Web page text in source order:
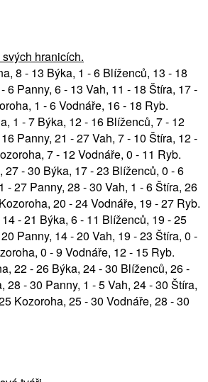
hranicích.
8 - 13 Býka, 1 - 6 Blíženců, 13 - 18
6 Panny, 6 - 13 Vah, 11 - 18 Štíra, 17 -
1 - 6 Vodnáře, 16 - 18 Ryb.
1 - 7 Býka, 12 - 16 Blíženců, 7 - 12
Panny, 21 - 27 Vah, 7 - 10 Štíra, 12 -
7 - 12 Vodnáře, 0 - 11 Ryb.
27 - 30 Býka, 17 - 23 Blíženců, 0 - 6
- 27 Panny, 28 - 30 Vah, 1 - 6 Štíra, 26
20 - 24 Vodnáře, 19 - 27 Ryb.
- 21 Býka, 6 - 11 Blíženců, 19 - 25
Panny, 14 - 20 Vah, 19 - 23 Štíra, 0 -
0 - 9 Vodnáře, 12 - 15 Ryb.
22 - 26 Býka, 24 - 30 Blíženců, 26 -
28 - 30 Panny, 1 - 5 Vah, 24 - 30 Štíra,
Kozoroha, 25 - 30 Vodnáře, 28 - 30